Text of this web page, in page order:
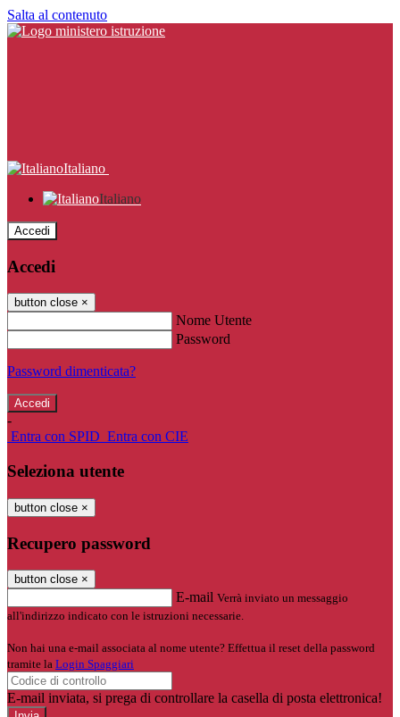
Salta al contenuto
Italiano
Italiano
Accedi
Accedi
button close ×
Nome Utente
Password
Password dimenticata?
-
Entra con SPID Entra con CIE
Seleziona utente
button close ×
Recupero password
button close ×
E-mail Verrà inviato un messaggio
all'indirizzo indicato con le istruzioni necessarie.
Non hai una e-mail associata al nome utente? Effettua il reset della password
tramite la Login Spaggiari
E-mail inviata, si prega di controllare la casella di posta elettronica!